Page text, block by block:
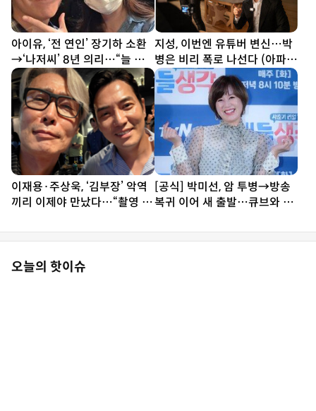
아이유, ‘전 연인’ 장기하 소환
→‘나저씨’ 8년 의리…“늘 든
든” [SD톡톡]
지성, 이번엔 유튜버 변신…박
병은 비리 폭로 나선다 (아파
트)
이재용·주상욱, ‘김부장’ 악역
끼리 이제야 만났다…“촬영 땐
[공식] 박미선, 암 투병→방송
복귀 이어 새 출발…큐브와 6
오늘의 핫이슈